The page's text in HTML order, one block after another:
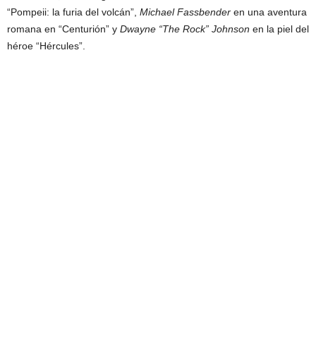
“Pompeii: la furia del volcán”, Michael Fassbender en una aventura
romana en “Centurión” y Dwayne “The Rock” Johnson en la piel del
héroe “Hércules”.